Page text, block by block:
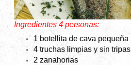
Ingredientes 4 personas:
1 botellita de cava pequeña
4 truchas limpias y sin tripas
2 zanahorias